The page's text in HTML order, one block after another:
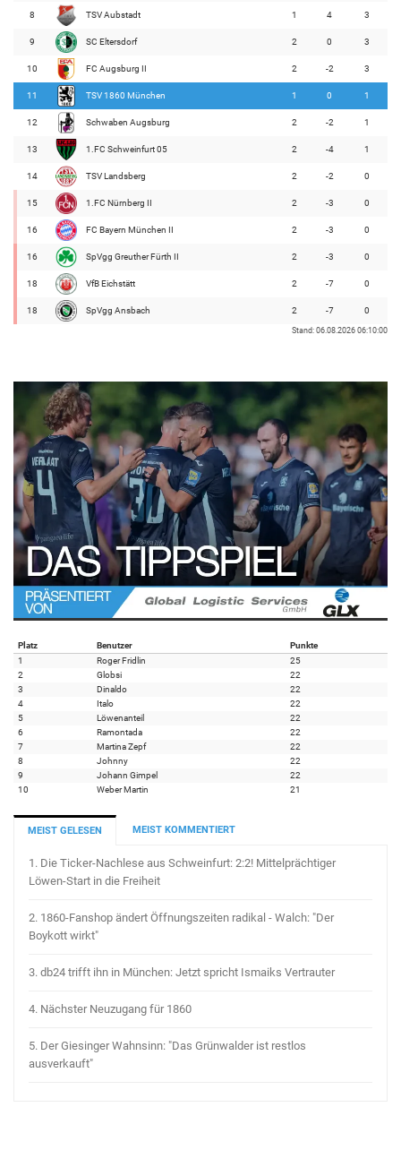
8 TSV Aubstadt 1 4 3
9 SC Eltersdorf 2 0 3
10 FC Augsburg II 2 -2 3
11 TSV 1860 München 1 0 1
12 Schwaben Augsburg 2 -2 1
13 1.FC Schweinfurt 05 2 -4 1
14 TSV Landsberg 2 -2 0
15 1.FC Nürnberg II 2 -3 0
16 FC Bayern München II 2 -3 0
16 SpVgg Greuther Fürth II 2 -3 0
18 VfB Eichstätt 2 -7 0
18 SpVgg Ansbach 2 -7 0
Stand: 06.08.2026 06:10:00
Platz Benutzer
Punkte
1
Roger Fridlin
25
2
Globsi
22
3
Dinaldo
22
4
Italo
22
5
Löwenanteil
22
6
Ramontada
22
7
Martina Zepf
22
8
Johnny
22
9
Johann Gimpel
22
10
Weber Martin 21
MEIST GELESEN MEIST KOMMENTIERT
1. Die Ticker-Nachlese aus Schweinfurt: 2:2! Mittelprächtiger
Löwen-Start in die Freiheit
2. 1860-Fanshop ändert Öffnungszeiten radikal - Walch: "Der
Boykott wirkt"
3. db24 trifft ihn in München: Jetzt spricht Ismaiks Vertrauter
4. Nächster Neuzugang für 1860
5. Der Giesinger Wahnsinn: "Das Grünwalder ist restlos
ausverkauft"